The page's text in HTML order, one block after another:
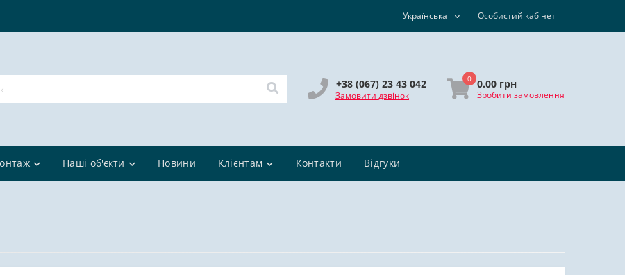
Українська Особистий кабінет
+38 (067) 23 43 042
Замовити дзвінок
0 0.00 грн
Зробити замовлення
Наші об'єкти Новини Клієнтам Контакти Відгуки